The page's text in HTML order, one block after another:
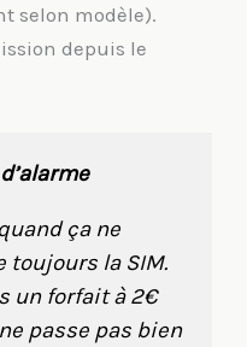
selon modèle).
depuis le
ça ne
toujours la SIM.
un forfait à 2€
passe pas bien